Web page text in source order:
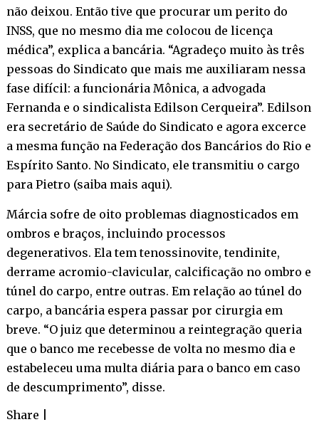
não deixou. Então tive que procurar um perito do
INSS, que no mesmo dia me colocou de licença
médica”, explica a bancária. “Agradeço muito às três
pessoas do Sindicato que mais me auxiliaram nessa
fase difícil: a funcionária Mônica, a advogada
Fernanda e o sindicalista Edilson Cerqueira”. Edilson
era secretário de Saúde do Sindicato e agora excerce
a mesma função na Federação dos Bancários do Rio e
Espírito Santo. No Sindicato, ele transmitiu o cargo
para Pietro (saiba mais aqui).
Márcia sofre de oito problemas diagnosticados em
ombros e braços, incluindo processos
degenerativos. Ela tem tenossinovite, tendinite,
derrame acromio-clavicular, calcificação no ombro e
túnel do carpo, entre outras. Em relação ao túnel do
carpo, a bancária espera passar por cirurgia em
breve. “O juiz que determinou a reintegração queria
que o banco me recebesse de volta no mesmo dia e
estabeleceu uma multa diária para o banco em caso
de descumprimento”, disse.
Share